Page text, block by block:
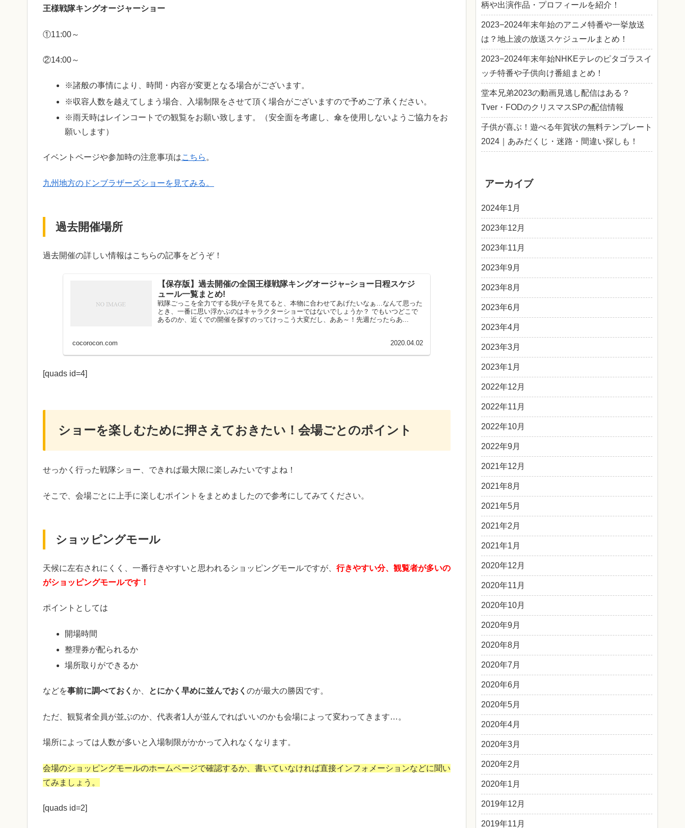
王様戦隊キングオージャーショー
①11:00～
②14:00～
※諸般の事情により、時間・内容が変更となる場合がございます。
※収容人数を越えてしまう場合、入場制限をさせて頂く場合がございますので予めご了承ください。
※雨天時はレインコートでの観覧をお願い致します。（安全面を考慮し、傘を使用しないようご協力をお
願いします）
イベントページや参加時の注意事項はこちら 。
九州地方のドンブラザーズショーを見てみる。
過去開催場所
過去開催の詳しい情報はこちらの記事をどうぞ！
【保存版】過去開催の全国王様戦隊キングオージャ−ショー日程スケジ
ュール一覧まとめ!
戦隊ごっこを全力でする我が子を見てると、本物に合わせてあげたいなぁ…なんて思った
とき、一番に思い浮かぶのはキャラクターショーではないでしょうか？ でもいつどこで
あるのか、近くでの開催を探すのってけっこう大変だし、ああ～！先週だったらあ...
cocorocon.com 2020.04.02
[quads id=4]
ショーを楽しむために押さえておきたい！会場ごとのポイント
せっかく行った戦隊ショー、できれば最大限に楽しみたいですよね！
そこで、会場ごとに上手に楽しむポイントをまとめましたので参考にしてみてください。
ショッピングモール
天候に左右されにくく、一番行きやすいと思われるショッピングモールですが、 行きやすい分、観覧者が多いの
がショッピングモールです！
ポイントとしては
開場時間
整理券が配られるか
場所取りができるか
などを事前に調べておく か、 とにかく早めに並んでおく のが最大の勝因です。
ただ、観覧者全員が並ぶのか、代表者1人が並んでればいいのかも会場によって変わってきます…。
場所によっては人数が多いと入場制限がかかって入れなくなります。
会場のショッピングモールのホームページで確認するか、書いていなければ直接インフォメーションなどに聞い
てみましょう。
[quads id=2]
柄や出演作品・プロフィールを紹介！
2023−2024年末年始のアニメ特番や一挙放送
は？地上波の放送スケジュールまとめ！
2023−2024年末年始NHKEテレのピタゴラスイ
ッチ特番や子供向け番組まとめ！
堂本兄弟2023の動画見逃し配信はある？
Tver・FODのクリスマスSPの配信情報
子供が喜ぶ！遊べる年賀状の無料テンプレート
2024｜あみだくじ・迷路・間違い探しも！
アーカイブ
2024年1月
2023年12月
2023年11月
2023年9月
2023年8月
2023年6月
2023年4月
2023年3月
2023年1月
2022年12月
2022年11月
2022年10月
2022年9月
2021年12月
2021年8月
2021年5月
2021年2月
2021年1月
2020年12月
2020年11月
2020年10月
2020年9月
2020年8月
2020年7月
2020年6月
2020年5月
2020年4月
2020年3月
2020年2月
2020年1月
2019年12月
2019年11月